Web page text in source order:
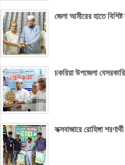
জেলা আমীরের হাতে
চকরিয়া উপজেলা
কক্সবাজারে রোহিঙ্গা